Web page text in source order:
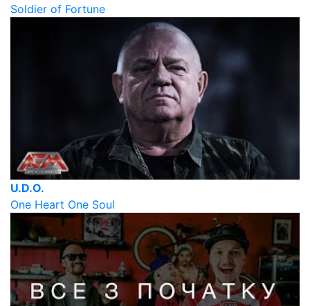
Soldier of Fortune
U.D.O.
One Heart One Soul